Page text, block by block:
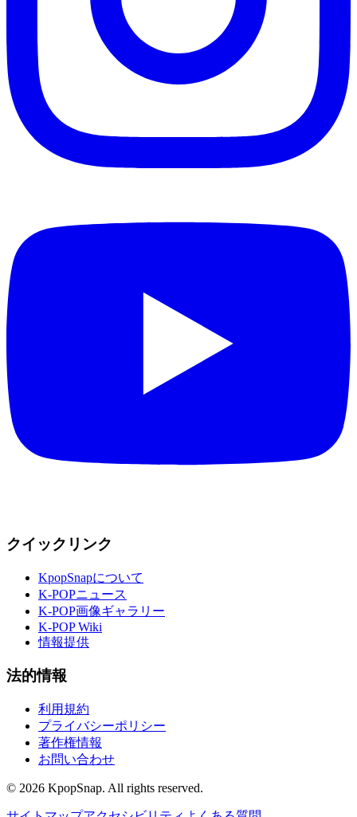
クイックリンク
KpopSnapについて
K-POPニュース
K-POP画像ギャラリー
K-POP Wiki
情報提供
法的情報
利用規約
プライバシーポリシー
著作権情報
お問い合わせ
© 2026 KpopSnap. All rights reserved.